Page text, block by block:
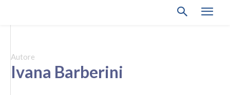
Autore
Ivana Barberini